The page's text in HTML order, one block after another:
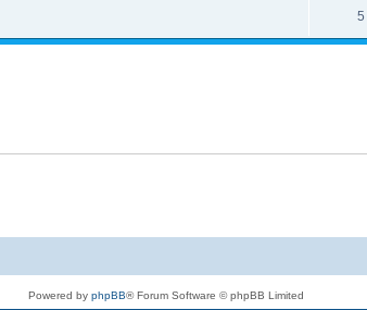
5
Powered by phpBB® Forum Software © phpBB Limited